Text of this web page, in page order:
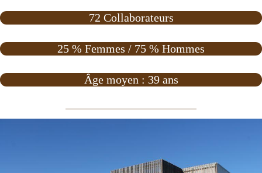
72 Collaborateurs
25 % Femmes / 75 % Hommes
Âge moyen : 39 ans